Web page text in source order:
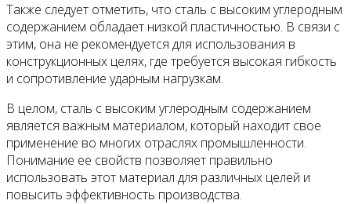
Также следует отметить, что сталь с высоким углеродным
содержанием обладает низкой пластичностью. В связи с
этим, она не рекомендуется для использования в
конструкционных целях, где требуется высокая гибкость
и сопротивление ударным нагрузкам.
В целом, сталь с высоким углеродным содержанием
является важным материалом, который находит свое
применение во многих отраслях промышленности.
Понимание ее свойств позволяет правильно
использовать этот материал для различных целей и
повысить эффективность производства.